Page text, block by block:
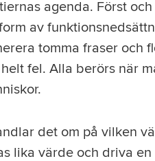
agenda. Först
av
tomma fraser och
fel. Alla berörs när
det om på vilken
lika värde och driva